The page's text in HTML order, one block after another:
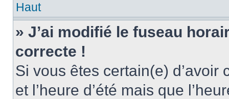
Haut
» J’ai modifié le fuseau
correcte !
Si vous êtes certain(e)
et l’heure d’été mais que